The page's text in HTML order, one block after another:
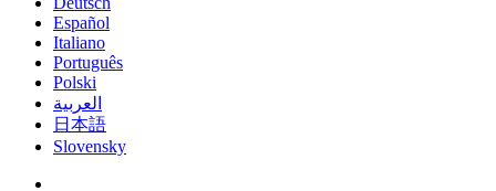
Español
Italiano
Português
Polski
العربية
日本語
Slovensky